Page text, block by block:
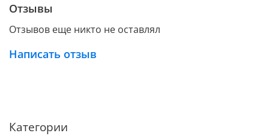
Отзывы
Отзывов еще никто не оставлял
Написать отзыв
Категории